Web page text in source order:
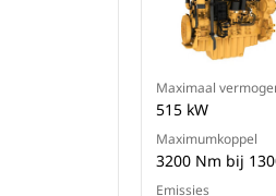
Maximaal
515 kW
Maximumkoppel
3200 Nm bij
Emissies